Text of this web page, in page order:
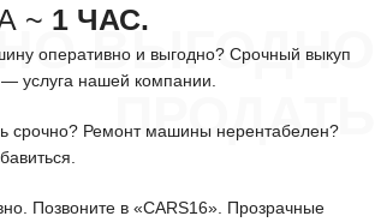
ВЫГОДНО
ПРОДАТЬ
~ 1 ЧАС.
оперативно и выгодно? Срочный выкуп
услуга нашей компании.
срочно? Ремонт машины нерентабелен?
Позвоните в «CARS16». Прозрачные